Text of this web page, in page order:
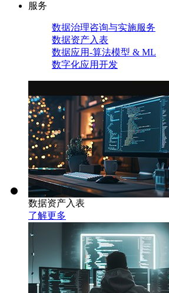
服务
数据治理咨询与实施服务
数据资产入表
数据应用-算法模型 & ML
数字化应用开发
数据资产入表
了解更多